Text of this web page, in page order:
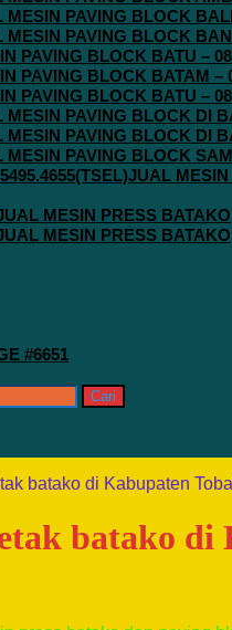
MESIN PAVING BLOCK
MESIN PAVING BLOCK
PAVING BLOCK BATU –
PAVING BLOCK BATAM –
PAVING BLOCK BATU –
MESIN PAVING BLOCK DI
MESIN PAVING BLOCK DI
MESIN PAVING BLOCK
MESIN PRESS BATAKO
MESIN PRESS BATAKO
#6651
batako di Kabupaten
batako di